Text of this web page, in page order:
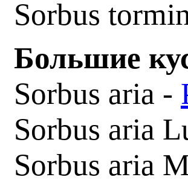
Sorbus
Большие
Sorbus aria -
Sorbus aria
Sorbus aria